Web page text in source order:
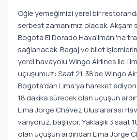
Öğle yemeğimizi yerel bir
serbest zamanımız olacak. Akşam
Bogota El Dorado Havalimanı'na
sağlanacak. Bagaj ve bilet
yerel havayolu Wingo Airlines ile
uçuşumuz: Saat 21:38'de Wingo
Bogota’dan Lima’ya hareket
18 dakika sürecek olan uçuşun
Lima Jorge Chávez Uluslararası
varıyoruz. başlıyor. Yaklaşık 3 saat
olan uçuşun ardından Lima Jorge